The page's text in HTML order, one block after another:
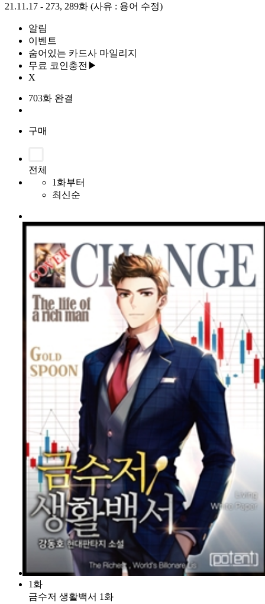
21.11.17 - 273, 289화 (사유 : 용어 수정)
알림
이벤트
숨어있는 카드사 마일리지
무료 코인충전▶
X
703화 완결
구매
전체
1화부터
최신순
1화
금수저 생활백서 1화